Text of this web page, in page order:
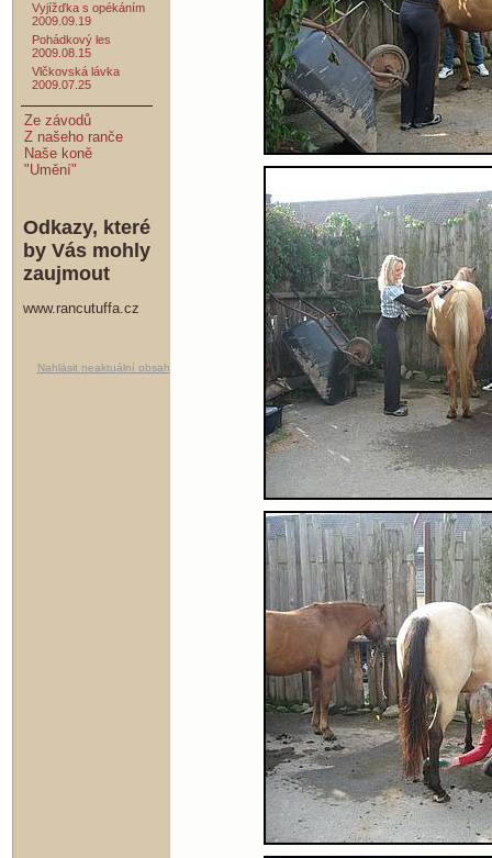
Vyjížďka s opékáním
2009.09.19
Pohádkový les
2009.08.15
Vlčkovská lávka
2009.07.25
Ze závodů
Z našeho ranče
Naše koně
"Umění"
Odkazy, které
by Vás mohly
zaujmout
www.rancutuffa.cz
Nahlásit neaktuální obsah